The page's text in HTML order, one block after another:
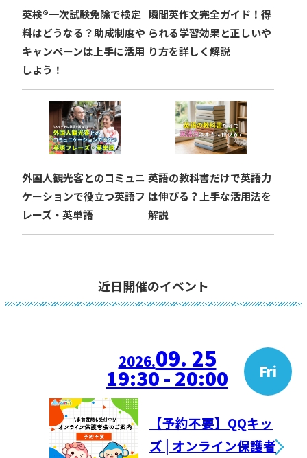
英検®︎一次試験免除で検定
料はどうなる？助成制度や
キャンペーンは上手に活用
しよう！
瞬間英作文完全ガイド！得
られる学習効果と正しいや
り方を詳しく解説
外国人観光客とのコミュニ
ケーションで役立つ英語フ
レーズ・英単語
英語の教科書だけで英語力
は伸びる？上手な活用法を
解説
近日開催のイベント
2026.09. 25 Fri
19:30 - 20:00
【予約不要】QQキッ
ズ | オンライン保護者